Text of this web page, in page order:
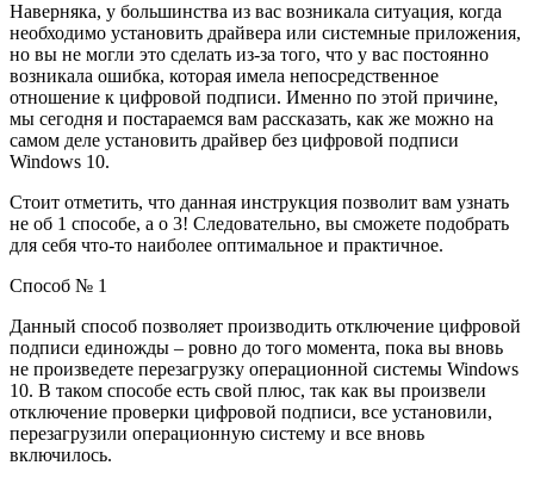
Наверняка, у большинства из вас возникала ситуация, когда
необходимо установить драйвера или системные приложения,
но вы не могли это сделать из-за того, что у вас постоянно
возникала ошибка, которая имела непосредственное
отношение к цифровой подписи. Именно по этой причине,
мы сегодня и постараемся вам рассказать, как же можно на
самом деле установить драйвер без цифровой подписи
Windows 10.
Стоит отметить, что данная инструкция позволит вам узнать
не об 1 способе, а о 3! Следовательно, вы сможете подобрать
для себя что-то наиболее оптимальное и практичное.
Способ № 1
Данный способ позволяет производить отключение цифровой
подписи единожды – ровно до того момента, пока вы вновь
не произведете перезагрузку операционной системы Windows
10. В таком способе есть свой плюс, так как вы произвели
отключение проверки цифровой подписи, все установили,
перезагрузили операционную систему и все вновь
включилось.